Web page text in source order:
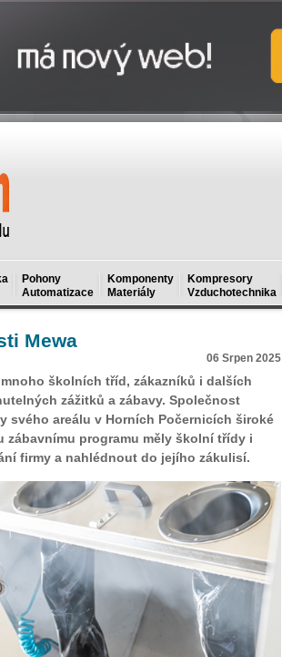
Pohony
Automatizace
Komponenty
Materiály
Kompresory
Vzduchotechnika
Mewa
06 Srpen 2025
školních tříd, zákazníků i dalších
zážitků a zábavy. Společnost
svého areálu v Horních Počernicích široké
programu měly školní třídy i
firmy a nahlédnout do jejího zákulisí.